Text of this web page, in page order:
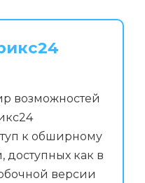
возможностей
к обширному
доступных как в
версии